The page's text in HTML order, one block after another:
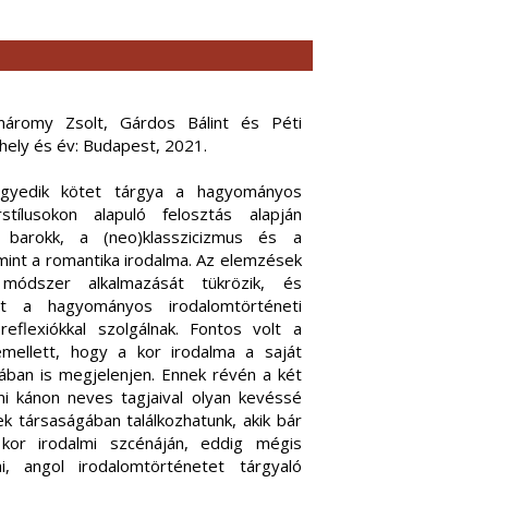
Zsolt, Gárdos Bálint és Péti
és év: Budapest, 2021.
kötet tárgya a hagyományos
alapuló felosztás alapján
barokk, a (neo)klasszicizmus és a
a romantika irodalma. Az elemzések
alkalmazását tükrözik, és
a hagyományos irodalomtörténeti
szolgálnak. Fontos volt a
hogy a kor irodalma a saját
is megjelenjen. Ennek révén a két
kánon neves tagjaival olyan kevéssé
társaságában találkozhatunk, akik bár
irodalmi szcénáján, eddig mégis
angol irodalomtörténetet tárgyaló